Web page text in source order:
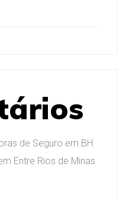
de Seguro em BH
Entre Rios de Minas